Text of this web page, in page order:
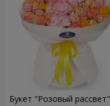
Букет "Розовый рассвет"